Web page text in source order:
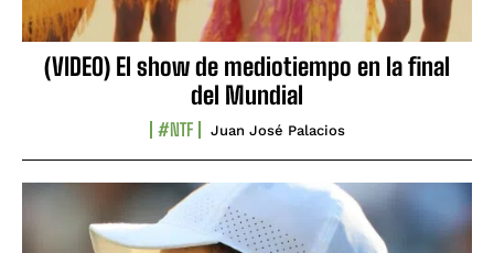
(VIDEO) El show de mediotiempo en la final
del Mundial
#NTF Juan José Palacios